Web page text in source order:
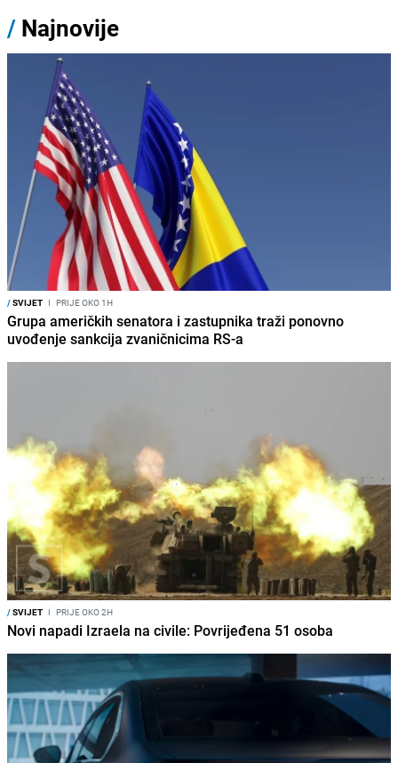
/ Najnovije
/SVIJET I PRIJE OKO 1H
Grupa američkih senatora i zastupnika traži ponovno
uvođenje sankcija zvaničnicima RS-a
/SVIJET I PRIJE OKO 2H
Novi napadi Izraela na civile: Povrijeđena 51 osoba